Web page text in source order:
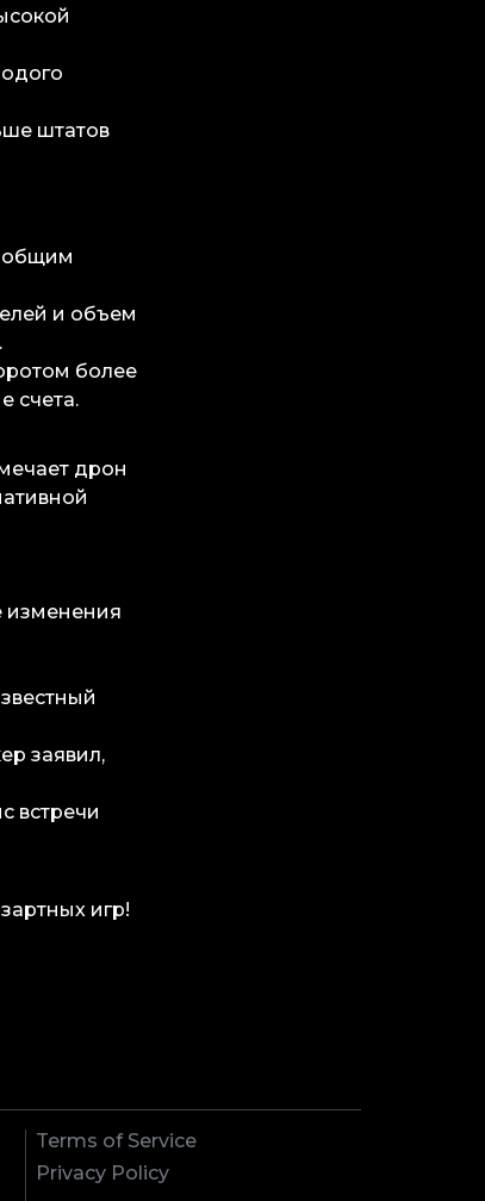
штатов
общим
и объем
более
счета.
дрон
изменения
заявил,
встречи
игр!
Terms of Service
Privacy Policy